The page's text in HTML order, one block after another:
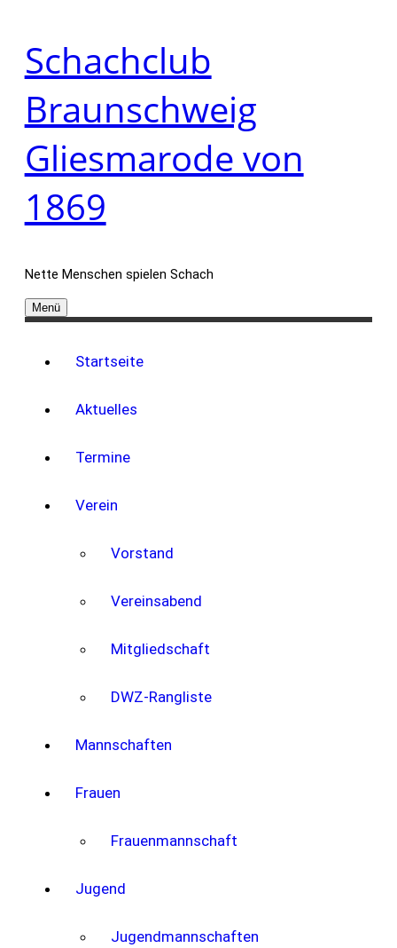
Zum
Inhalt
springen
Schachclub
Braunschweig
Gliesmarode von
1869
Nette Menschen spielen Schach
Menü
Startseite
Aktuelles
Termine
Verein
Vorstand
Vereinsabend
Mitgliedschaft
DWZ-Rangliste
Mannschaften
Frauen
Frauenmannschaft
Jugend
Jugendmannschaften